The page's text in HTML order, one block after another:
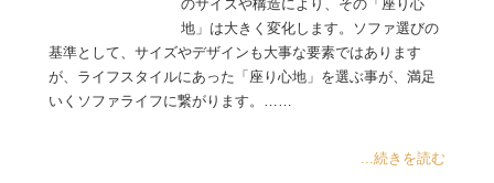
のサイズや構造により、その「座り心
地」は大きく変化します。ソファ選びの
基準として、サイズやデザインも大事な要素ではあります
が、ライフスタイルにあった「座り心地」を選ぶ事が、満足
いくソファライフに繋がります。……
...続きを読む